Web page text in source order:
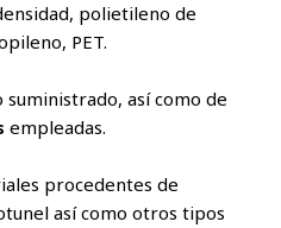
polietileno de
PET.
así como de
empleadas.
procedentes de
así como otros tipos